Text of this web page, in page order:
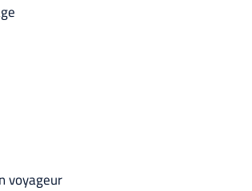
voyageur